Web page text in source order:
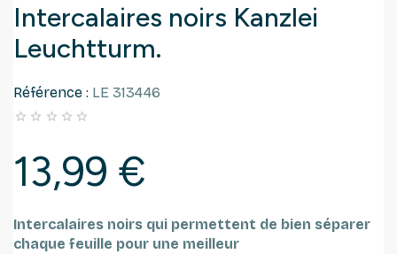
Intercalaires noirs Kanzlei
Leuchtturm.
Référence : LE 313446
    
13,99 €
Intercalaires noirs qui permettent de bien séparer
chaque feuille pour une meilleur